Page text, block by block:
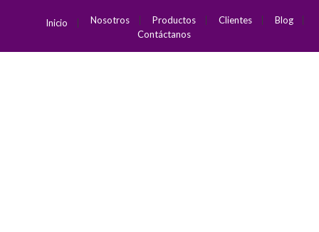
Inicio Nosotros Productos Clientes
Blog
Contáctanos